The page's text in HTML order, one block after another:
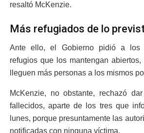
resaltó McKenzie.
Más refugiados de lo
Ante ello, el Gobierno pidió a los
refugios que los mantengan
lleguen más personas a los mismos
McKenzie, no obstante, rechazó
fallecidos, aparte de los tres que
lunes, porque presuntamente las
notificadas con ninguna víctima.